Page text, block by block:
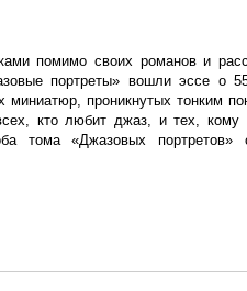
помимо своих романов и
портреты» вошли эссе о
миниатюр, проникнутых тонким
кто любит джаз, и тех, кому
тома «Джазовых портретов»